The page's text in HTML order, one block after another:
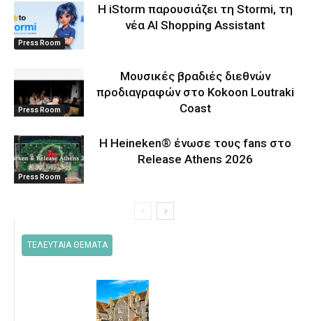
Press Room
Η iStorm παρουσιάζει τη Stormi, τη
νέα AI Shopping Assistant
Press Room
Μουσικές βραδιές διεθνών
προδιαγραφών στο Kokoon Loutraki
Coast
Press Room
Η Heineken® ένωσε τους fans στο
Release Athens 2026
ΤΕΛΕΥΤΑΙΑ ΘΕΜΑΤΑ